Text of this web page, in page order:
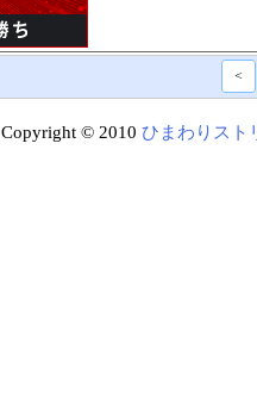
<
Copyright © 2010 ひまわりスト